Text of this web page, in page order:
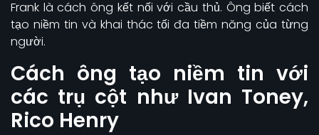
Frank là cách ông kết nối với cầu thủ. Ông biết cách
tạo niềm tin và khai thác tối đa tiềm năng của từng
người.
Cách ông tạo niềm tin với
các trụ cột như Ivan Toney,
Rico Henry